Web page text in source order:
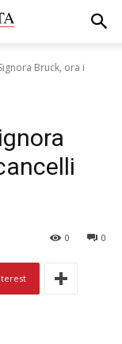
Bruck, ora i
0
0